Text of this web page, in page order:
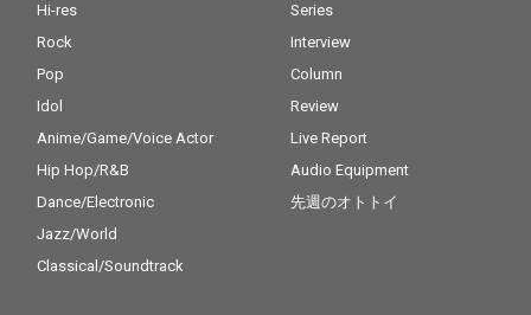
Hi-res
Rock
Pop
Idol
Anime/Game/Voice Actor
Hip Hop/R&B
Dance/Electronic
Jazz/World
Classical/Soundtrack
Series
Interview
Column
Review
Live Report
Audio Equipment
先週のオトトイ